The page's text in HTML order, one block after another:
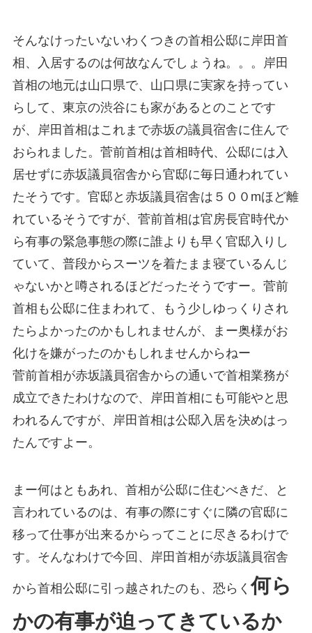
そんなけったいないわくつきの首相公邸に岸田首
相、入居するのは何故なんでしょうね。。。岸田
首相の地元は山口県で、山口県に実家を持ってい
らして、東京の渋谷にも家があるとのことです
が、岸田首相はこれまで赤坂の議員宿舎に住んで
おられました。菅前首相は首相時代、公邸には入
居せずに赤坂議員宿舎から官邸に毎日通われてい
たそうです。官邸と赤坂議員宿舎は５００mほど離
れているそうですが、菅前首相は官房長官時代か
ら有事の緊急事態の際に誰よりも早く官邸入りし
ていて、普段からスーツを着たまま寝ているんじ
ゃないかと噂されるほどだったそうですー。菅前
首相も公邸に住まわれて、もう少しゆっくりされ
たらよかったのかもしれませんが、まー奥様がお
化けを嫌がったのかもしれませんからねー
菅前首相が赤坂議員宿舎からの通いで首相業務が
成立できたわけなので、岸田首相にも可能やと思
われるんですが、岸田首相は公邸入居を決めはっ
たんですよー。
まー何はともあれ、首相が公邸に住むべきだ、と
言われているのは、有事の際にすぐに隣の官邸に
移って仕事が出来るからってことに尽きるわけで
す。そんなわけで今回、岸田首相が赤坂議員宿舎
から首相公邸に引っ越されたのも、恐らく何ら
かの有事が迫ってきているか